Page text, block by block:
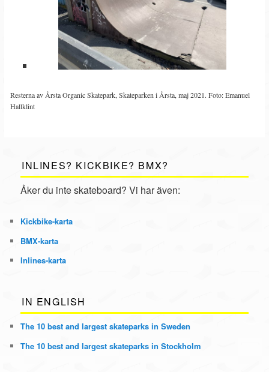
Resterna av Årsta Organic Skatepark, Skateparken i Årsta, maj 2021. Foto: Emanuel
Hallklint
INLINES? KICKBIKE? BMX?
Åker du inte skateboard? Vi har även:
Kickbike-karta
BMX-karta
Inlines-karta
IN ENGLISH
The 10 best and largest skateparks in Sweden
The 10 best and largest skateparks in Stockholm